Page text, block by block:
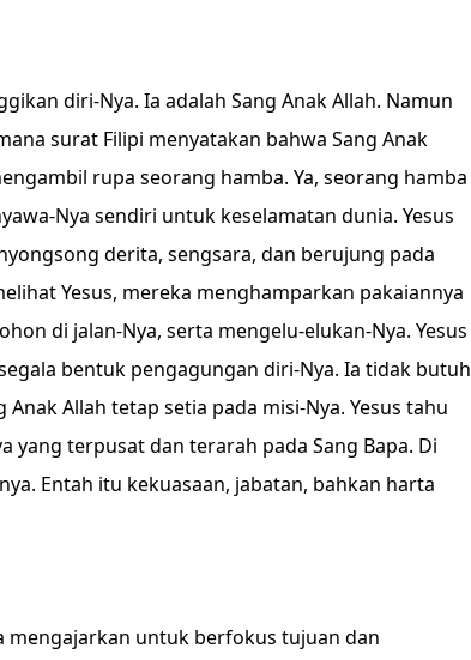
diri-Nya. Ia adalah Sang Anak Allah. Namun
surat Filipi menyatakan bahwa Sang Anak
rupa seorang hamba. Ya, seorang hamba
Nya sendiri untuk keselamatan dunia. Yesus
derita, sengsara, dan berujung pada
Yesus, mereka menghamparkan pakaiannya
di jalan-Nya, serta mengelu-elukan-Nya. Yesus
bentuk pengagungan diri-Nya. Ia tidak butuh
Allah tetap setia pada misi-Nya. Yesus tahu
yang terpusat dan terarah pada Sang Bapa. Di
Entah itu kekuasaan, jabatan, bahkan harta
mengajarkan untuk berfokus tujuan dan